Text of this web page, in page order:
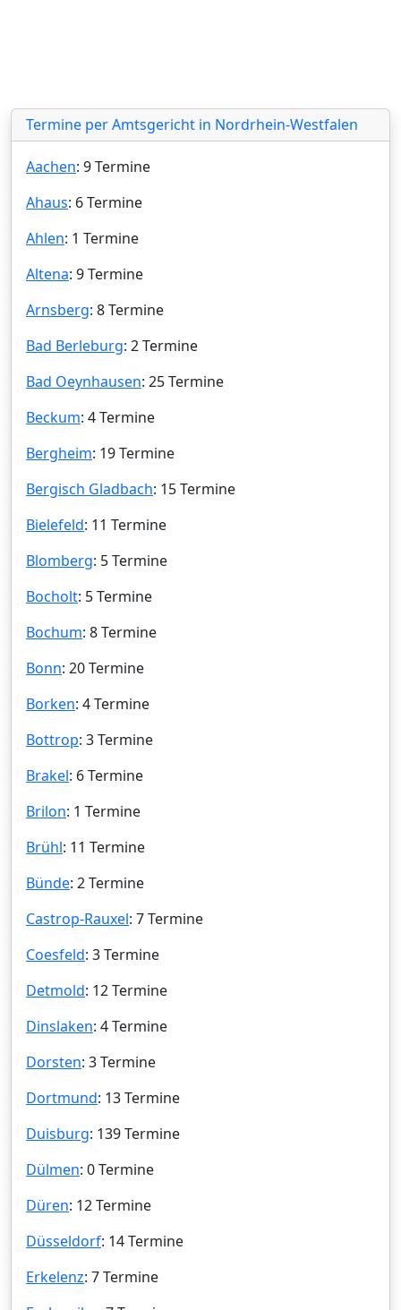
Termine per Amtsgericht in Nordrhein-Westfalen
Aachen: 9 Termine
Ahaus: 6 Termine
Ahlen: 1 Termine
Altena: 9 Termine
Arnsberg: 8 Termine
Bad Berleburg: 2 Termine
Bad Oeynhausen: 25 Termine
Beckum: 4 Termine
Bergheim: 19 Termine
Bergisch Gladbach: 15 Termine
Bielefeld: 11 Termine
Blomberg: 5 Termine
Bocholt: 5 Termine
Bochum: 8 Termine
Bonn: 20 Termine
Borken: 4 Termine
Bottrop: 3 Termine
Brakel: 6 Termine
Brilon: 1 Termine
Brühl: 11 Termine
Bünde: 2 Termine
Castrop-Rauxel: 7 Termine
Coesfeld: 3 Termine
Detmold: 12 Termine
Dinslaken: 4 Termine
Dorsten: 3 Termine
Dortmund: 13 Termine
Duisburg: 139 Termine
Dülmen: 0 Termine
Düren: 12 Termine
Düsseldorf: 14 Termine
Erkelenz: 7 Termine